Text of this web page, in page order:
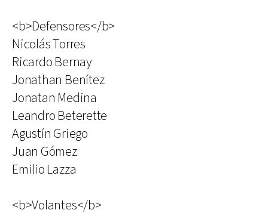
<b>Defensores</b>
Nicolás Torres
Ricardo Bernay
Jonathan Benítez
Jonatan Medina
Leandro Beterette
Agustín Griego
Juan Gómez
Emilio Lazza
<b>Volantes</b>